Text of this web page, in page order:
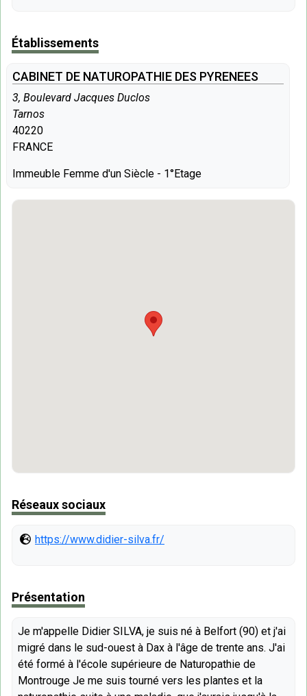
Établissements
CABINET DE NATUROPATHIE DES PYRENEES
3, Boulevard Jacques Duclos
Tarnos
40220
FRANCE
Immeuble Femme d'un Siècle - 1°Etage
Réseaux sociaux
https://www.didier-silva.fr/
Présentation
Je m'appelle Didier SILVA, je suis né à Belfort (90) et j'ai
migré dans le sud-ouest à Dax à l'âge de trente ans. J'ai
été formé à l'école supérieure de Naturopathie de
Montrouge Je me suis tourné vers les plantes et la